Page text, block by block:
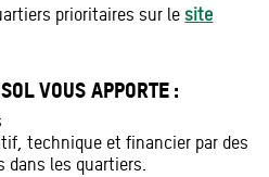
prioritaires sur lesite
VOUS APPORTE :
technique et financier par des
dans les quartiers.